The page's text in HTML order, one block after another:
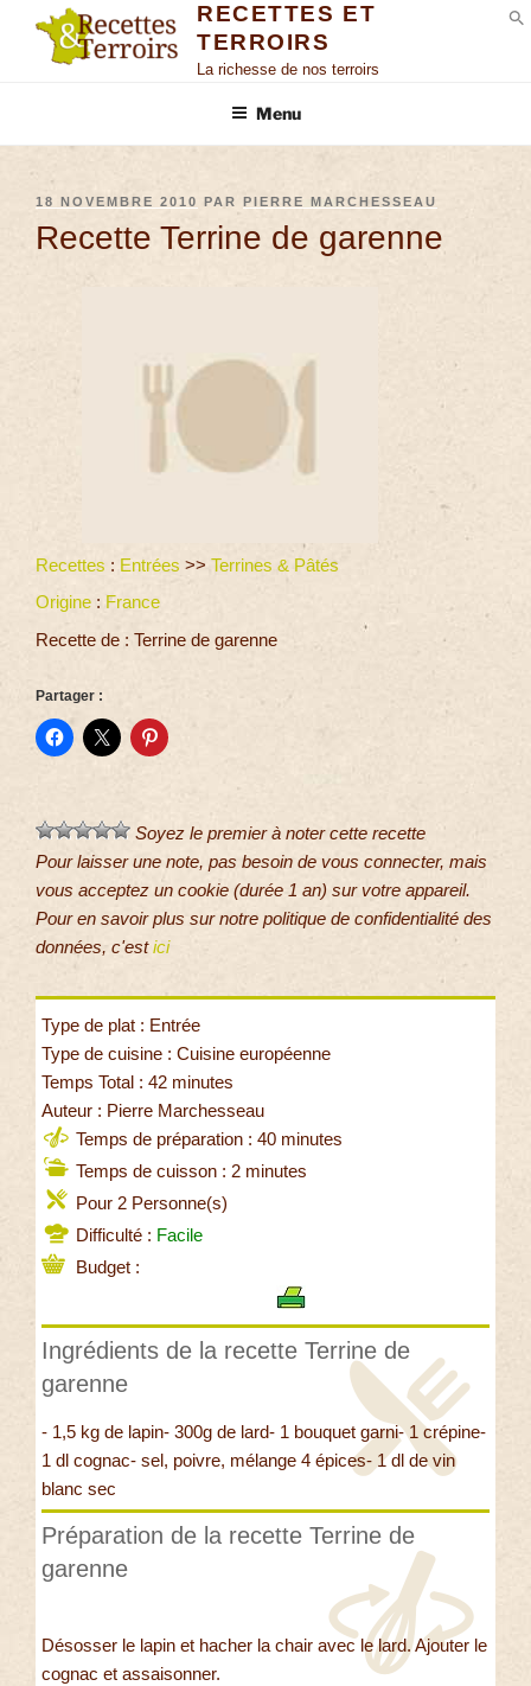
RECETTES ET
TERROIRS
La richesse de nos terroirs
Menu
18 NOVEMBRE 2010 PAR PIERRE MARCHESSEAU
Recette Terrine de garenne
Recettes : Entrées >> Terrines & Pâtés
Origine : France
Recette de : Terrine de garenne
Partager :
Soyez le premier à noter cette recette
Pour laisser une note, pas besoin de vous connecter, mais
vous acceptez un cookie (durée 1 an) sur votre appareil.
Pour en savoir plus sur notre politique de confidentialité des
données, c'estici
Type de plat : Entrée
Type de cuisine : Cuisine européenne
Temps Total : 42 minutes
Auteur : Pierre Marchesseau
Temps de préparation : 40 minutes
Temps de cuisson : 2 minutes
Pour 2 Personne(s)
Difficulté : Facile
Budget :
Ingrédients de la recette Terrine de
garenne
- 1,5 kg de lapin- 300g de lard- 1 bouquet garni- 1 crépine-
1 dl cognac- sel, poivre, mélange 4 épices- 1 dl de vin
blanc sec
Préparation de la recette Terrine de
garenne
Désosser le lapin et hacher la chair avec le lard. Ajouter le
cognac et assaisonner.